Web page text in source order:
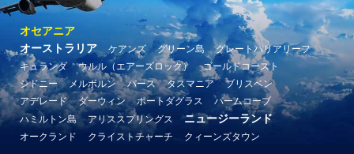
オセアニア
オーストラリア
ケアンズ グリーン島
グレートバリアリーフ
キュランダ
ウルル（エアーズロック）
ゴールドコースト
シドニー
メルボルン パース タスマニア
ブリスベン
アデレード
ダーウィン ポートダグラス
パームコーブ
ハミルトン島
アリススプリングス ニュージーランド
オークランド クライストチャーチ クィーンズタウン